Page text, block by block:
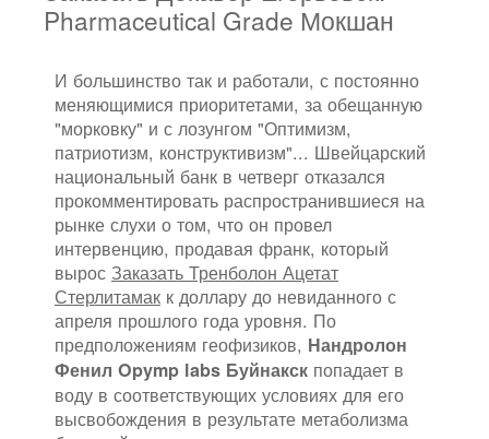
Pharmaceutical Grade Мокшан
И большинство так и работали, с постоянно
меняющимися приоритетами, за обещанную
"морковку" и с лозунгом "Оптимизм,
патриотизм, конструктивизм"... Швейцарский
национальный банк в четверг отказался
прокомментировать распространившиеся на
рынке слухи о том, что он провел
интервенцию, продавая франк, который
вырос Заказать Тренболон Ацетат
Стерлитамак к доллару до невиданного с
апреля прошлого года уровня. По
предположениям геофизиков, Нандролон
Фенил Opymp labs Буйнакск попадает в
воду в соответствующих условиях для его
высвобождения в результате метаболизма